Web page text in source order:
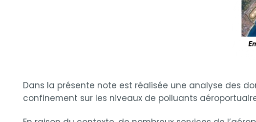
Dans la présente note est réalisée une analyse des
confinement sur les niveaux de polluants